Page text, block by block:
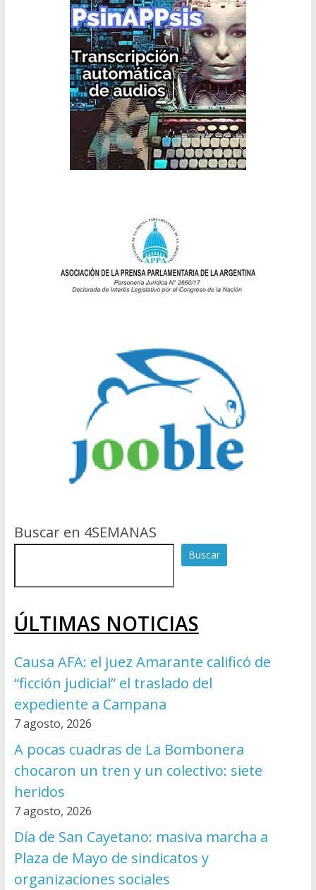
Buscar en 4SEMANAS
Buscar
ÚLTIMAS NOTICIAS
Causa AFA: el juez Amarante calificó de
“ficción judicial” el traslado del
expediente a Campana
7 agosto, 2026
A pocas cuadras de La Bombonera
chocaron un tren y un colectivo: siete
heridos
7 agosto, 2026
Día de San Cayetano: masiva marcha a
Plaza de Mayo de sindicatos y
organizaciones sociales